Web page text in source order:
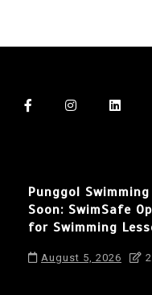
Punggol
Soon: SwimSafe
for Swimming
August 5, 2026